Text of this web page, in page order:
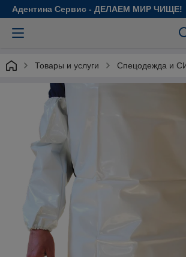
Адентина Сервис - ДЕЛАЕМ МИР ЧИЩЕ!
Товары и услуги Спецодежда и